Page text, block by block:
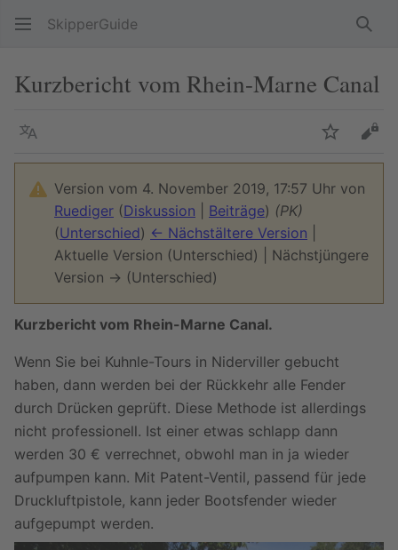
SkipperGuide
Kurzbericht vom Rhein-Marne Canal
Sprache
Version vom 4. November 2019, 17:57 Uhr von
Ruediger (Diskussion Beiträge) (PK)
(Unterschied) ← Nächstältere Version
Aktuelle Version (Unterschied) | Nächstjüngere
Version → (Unterschied)
Kurzbericht vom Rhein-Marne Canal.
Wenn Sie bei Kuhnle-Tours in Niderviller gebucht
haben, dann werden bei der Rückkehr alle Fender
durch Drücken geprüft. Diese Methode ist allerdings
nicht professionell. Ist einer etwas schlapp dann
werden 30 € verrechnet, obwohl man in ja wieder
aufpumpen kann. Mit Patent-Ventil, passend für jede
Druckluftpistole, kann jeder Bootsfender wieder
aufgepumpt werden.